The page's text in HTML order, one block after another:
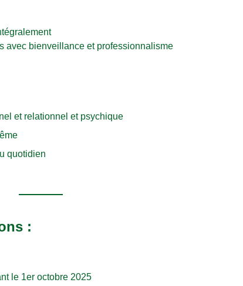
avec bienveillance et professionnalisme
et relationnel et psychique
quotidien
:
le 1er octobre 2025